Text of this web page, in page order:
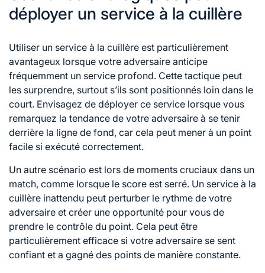
déployer un service à la cuillère
Utiliser un service à la cuillère est particulièrement
avantageux lorsque votre adversaire anticipe
fréquemment un service profond. Cette tactique peut
les surprendre, surtout s’ils sont positionnés loin dans le
court. Envisagez de déployer ce service lorsque vous
remarquez la tendance de votre adversaire à se tenir
derrière la ligne de fond, car cela peut mener à un point
facile si exécuté correctement.
Un autre scénario est lors de moments cruciaux dans un
match, comme lorsque le score est serré. Un service à la
cuillère inattendu peut perturber le rythme de votre
adversaire et créer une opportunité pour vous de
prendre le contrôle du point. Cela peut être
particulièrement efficace si votre adversaire se sent
confiant et a gagné des points de manière constante.